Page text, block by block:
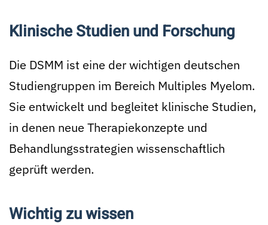
Klinische Studien und Forschung
Die DSMM ist eine der wichtigen deutschen
Studiengruppen im Bereich Multiples Myelom.
Sie entwickelt und begleitet klinische Studien,
in denen neue Therapiekonzepte und
Behandlungsstrategien wissenschaftlich
geprüft werden.
Wichtig zu wissen